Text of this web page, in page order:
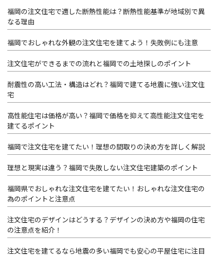
福岡の注文住宅で適した断熱性能は？断熱性能基準が地域別で異
なる理由
福岡でおしゃれな外観の注文住宅を建てよう！失敗例にも注意
注文住宅ができるまでの流れと福岡での土地探しのポイント
耐震性の高い工法・構造はどれ？福岡で建てる地震に強い注文住
宅
高性能住宅は価格が高い？福岡で価格を抑えて高性能注文住宅を
建てるポイント
福岡で注文住宅を建てたい！理想の間取りの決め方を詳しく解説
理想と現実は違う？福岡で失敗しない注文住宅建築のポイント
福岡県でおしゃれな注文住宅を建てたい！おしゃれな注文住宅の
為のポイントと注意点
注文住宅のデザインはどうする？デザインの決め方や福岡の住宅
の注意点を紹介！
注文住宅を建てるなら地震の多い福岡でも安心の平屋住宅に注目